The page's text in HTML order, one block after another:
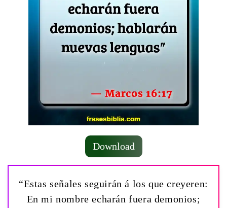
Download
“Estas señales seguirán á los que creyeren:
En mi nombre echarán fuera demonios;